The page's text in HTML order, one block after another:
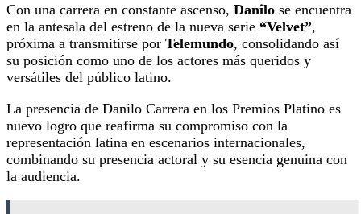
Con una carrera en constante ascenso, Danilo se encuentra
en la antesala del estreno de la nueva serie “Velvet”,
próxima a transmitirse por Telemundo, consolidando así
su posición como uno de los actores más queridos y
versátiles del público latino.
La presencia de Danilo Carrera en los Premios Platino es
nuevo logro que reafirma su compromiso con la
representación latina en escenarios internacionales,
combinando su presencia actoral y su esencia genuina con
la audiencia.